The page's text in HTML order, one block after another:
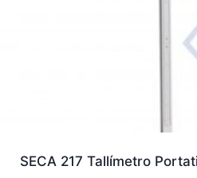
SECA 217 Tallímetro